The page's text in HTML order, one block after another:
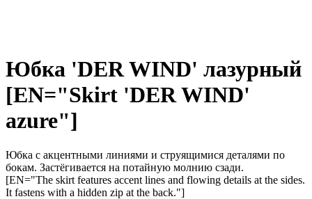
Юбка 'DER WIND' лазурный
[EN="Skirt 'DER WIND'
azure"]
Юбка с акцентными линиями и струящимися деталями по
бокам. Застёгивается на потайную молнию сзади.
[EN="The skirt features accent lines and flowing details at the sides.
It fastens with a hidden zip at the back."]